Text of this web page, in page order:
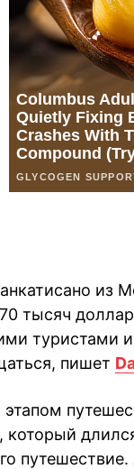
из
тысяч
туристами
пишет